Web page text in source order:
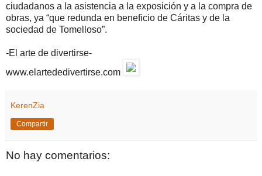
ciudadanos a la asistencia a la exposición y a la compra de
obras, ya “que redunda en beneficio de Cáritas y de la
sociedad de Tomelloso”.
-El arte de divertirse-
www.elartededivertirse.com
KerenZia
Compartir
No hay comentarios: